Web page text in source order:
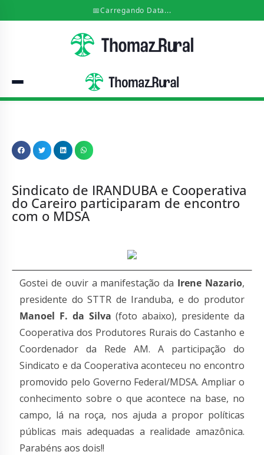
📅Carregando Data...
Sindicato de IRANDUBA e Cooperativa
do Careiro participaram de encontro
com o MDSA
Gostei de ouvir a manifestação da Irene Nazario,
presidente do STTR de Iranduba, e do produtor
Manoel F. da Silva (foto abaixo), presidente da
Cooperativa dos Produtores Rurais do Castanho e
Coordenador da Rede AM. A participação do
Sindicato e da Cooperativa aconteceu no encontro
promovido pelo Governo Federal/MDSA. Ampliar o
conhecimento sobre o que acontece na base, no
campo, lá na roça, nos ajuda a propor políticas
públicas mais adequadas a realidade amazônica.
Parabéns aos dois!!